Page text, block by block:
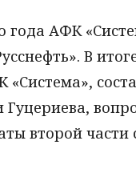
АФК
В
второй